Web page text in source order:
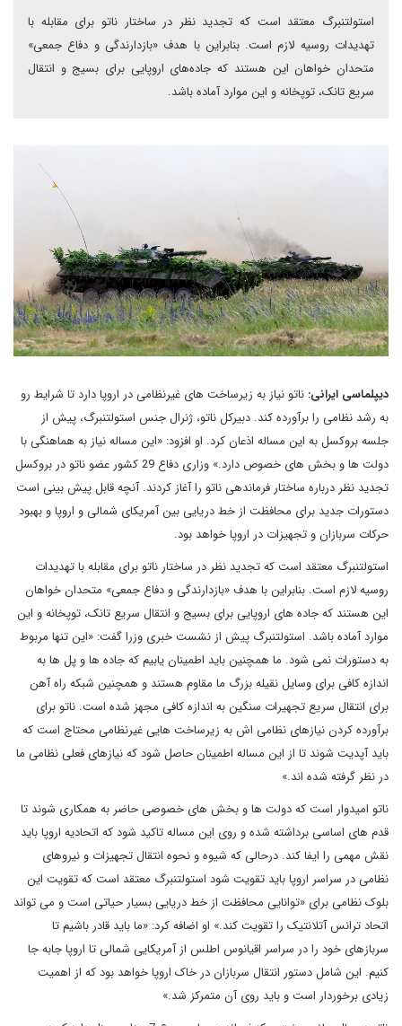
استولتنبرگ معتقد است که تجدید نظر در ساختار ناتو برای مقابله با
تهدیدات روسیه لازم است. بنابراین با هدف «بازدارندگی و دفاع جمعی»
متحدان خواهان این هستند که جاده‌های اروپایی برای بسیج و انتقال
سریع تانک‌، توپخانه و این موارد آماده باشد.
دیپلماسی ایرانی: ناتو نیاز به زیرساخت های غیرنظامی در اروپا دارد تا شرایط رو
به رشد نظامی را برآورده کند. دبیرکل ناتو، ژنرال جنس استولتنبرگ، پیش از
جلسه بروکسل به این مساله اذعان کرد. او افزود: «این مساله نیاز به هماهنگی با
دولت ها و بخش های خصوص دارد.» وزاری دفاع 29 کشور عضو ناتو در بروکسل
تجدید نظر درباره ساختار فرماندهی ناتو را آغاز کردند. آنچه قابل پیش بینی است
دستورات جدید برای محافظت از خط دریایی بین آمریکای شمالی و اروپا و بهبود
حرکات سربازان و تجهیزات در اروپا خواهد بود.
استولتنبرگ معتقد است که تجدید نظر در ساختار ناتو برای مقابله با تهدیدات
روسیه لازم است. بنابراین با هدف «بازدارندگی و دفاع جمعی» متحدان خواهان
این هستند که جاده های اروپایی برای بسیج و انتقال سریع تانک، توپخانه و این
موارد آماده باشد. استولتنبرگ پیش از نشست خبری وزرا گفت: «این تنها مربوط
به دستورات نمی شود. ما همچنین باید اطمینان یابیم که جاده ها و پل ها به
اندازه کافی برای وسایل نقیله بزرگ ما مقاوم هستند و همچنین شبکه راه آهن
برای انتقال سریع تجهیرات سنگین به اندازه کافی مجهز شده است. ناتو برای
برآورده کردن نیازهای نظامی اش به زیرساخت هایی غیرنظامی محتاج است که
باید آپدیت شوند تا از این مساله اطمینان حاصل شود که نیازهای فعلی نظامی ما
در نظر گرفته شده اند.»
ناتو امیدوار است که دولت ها و بخش های خصوصی حاضر به همکاری شوند تا
قدم های اساسی برداشته شده و روی این مساله تاکید شود که اتحادیه اروپا باید
نقش مهمی را ایفا کند. درحالی که شیوه و نحوه انتقال تجهیزات و نیروهای
نظامی در سراسر اروپا باید تقویت شود استولتنبرگ معتقد است که تقویت این
بلوک نظامی برای «توانایی محافظت از خط دریایی بسیار حیاتی است و می تواند
اتحاد ترانس آتلانتیک را تقویت کند.» او اضافه کرد: «ما باید قادر باشیم تا
سربازهای خود را در سراسر اقیانوس اطلس از آمریکایی شمالی تا اروپا جابه جا
کنیم. این شامل دستور انتقال سربازان در خاک اروپا خواهد بود که از اهمیت
زیادی برخوردار است و باید روی آن متمرکز شد.»